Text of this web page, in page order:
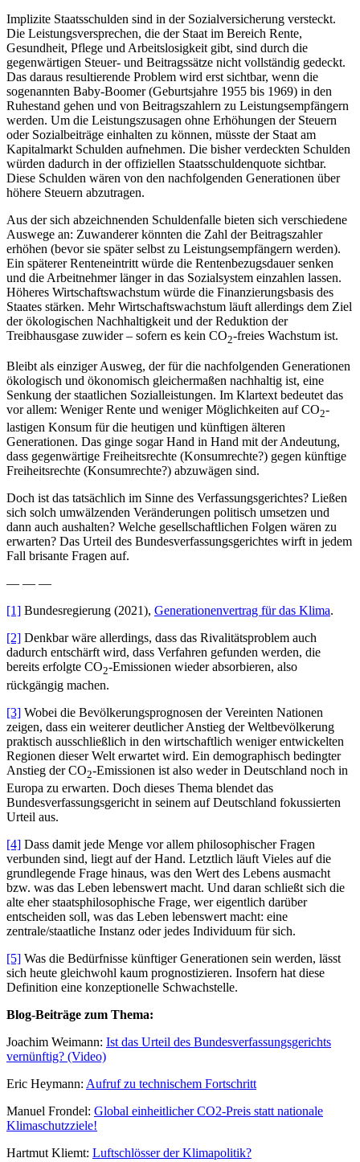
Implizite Staatsschulden sind in der Sozialversicherung versteckt.
Die Leistungsversprechen, die der Staat im Bereich Rente,
Gesundheit, Pflege und Arbeitslosigkeit gibt, sind durch die
gegenwärtigen Steuer- und Beitragssätze nicht vollständig gedeckt.
Das daraus resultierende Problem wird erst sichtbar, wenn die
sogenannten Baby-Boomer (Geburtsjahre 1955 bis 1969) in den
Ruhestand gehen und von Beitragszahlern zu Leistungsempfängern
werden. Um die Leistungszusagen ohne Erhöhungen der Steuern
oder Sozialbeiträge einhalten zu können, müsste der Staat am
Kapitalmarkt Schulden aufnehmen. Die bisher verdeckten Schulden
würden dadurch in der offiziellen Staatsschuldenquote sichtbar.
Diese Schulden wären von den nachfolgenden Generationen über
höhere Steuern abzutragen.
Aus der sich abzeichnenden Schuldenfalle bieten sich verschiedene
Auswege an: Zuwanderer könnten die Zahl der Beitragszahler
erhöhen (bevor sie später selbst zu Leistungsempfängern werden).
Ein späterer Renteneintritt würde die Rentenbezugsdauer senken
und die Arbeitnehmer länger in das Sozialsystem einzahlen lassen.
Höheres Wirtschaftswachstum würde die Finanzierungsbasis des
Staates stärken. Mehr Wirtschaftswachstum läuft allerdings dem Ziel
der ökologischen Nachhaltigkeit und der Reduktion der
Treibhausgase zuwider – sofern es kein CO2-freies Wachstum ist.
Bleibt als einziger Ausweg, der für die nachfolgenden Generationen
ökologisch und ökonomisch gleichermaßen nachhaltig ist, eine
Senkung der staatlichen Sozialleistungen. Im Klartext bedeutet das
vor allem: Weniger Rente und weniger Möglichkeiten auf CO2-
lastigen Konsum für die heutigen und künftigen älteren
Generationen. Das ginge sogar Hand in Hand mit der Andeutung,
dass gegenwärtige Freiheitsrechte (Konsumrechte?) gegen künftige
Freiheitsrechte (Konsumrechte?) abzuwägen sind.
Doch ist das tatsächlich im Sinne des Verfassungsgerichtes? Ließen
sich solch umwälzenden Veränderungen politisch umsetzen und
dann auch aushalten? Welche gesellschaftlichen Folgen wären zu
erwarten? Das Urteil des Bundesverfassungsgerichtes wirft in jedem
Fall brisante Fragen auf.
— — —
[1] Bundesregierung (2021), Generationenvertrag für das Klima.
[2] Denkbar wäre allerdings, dass das Rivalitätsproblem auch
dadurch entschärft wird, dass Verfahren gefunden werden, die
bereits erfolgte CO2-Emissionen wieder absorbieren, also
rückgängig machen.
[3] Wobei die Bevölkerungsprognosen der Vereinten Nationen
zeigen, dass ein weiterer deutlicher Anstieg der Weltbevölkerung
praktisch ausschließlich in den wirtschaftlich weniger entwickelten
Regionen dieser Welt erwartet wird. Ein demographisch bedingter
Anstieg der CO2-Emissionen ist also weder in Deutschland noch in
Europa zu erwarten. Doch dieses Thema blendet das
Bundesverfassungsgericht in seinem auf Deutschland fokussierten
Urteil aus.
[4] Dass damit jede Menge vor allem philosophischer Fragen
verbunden sind, liegt auf der Hand. Letztlich läuft Vieles auf die
grundlegende Frage hinaus, was den Wert des Lebens ausmacht
bzw. was das Leben lebenswert macht. Und daran schließt sich die
alte eher staatsphilosophische Frage, wer eigentlich darüber
entscheiden soll, was das Leben lebenswert macht: eine
zentrale/staatliche Instanz oder jedes Individuum für sich.
[5] Was die Bedürfnisse künftiger Generationen sein werden, lässt
sich heute gleichwohl kaum prognostizieren. Insofern hat diese
Definition eine konzeptionelle Schwachstelle.
Blog-Beiträge zum Thema:
Joachim Weimann: Ist das Urteil des Bundesverfassungsgerichts
vernünftig? (Video)
Eric Heymann: Aufruf zu technischem Fortschritt
Manuel Frondel: Global einheitlicher CO2-Preis statt nationale
Klimaschutzziele!
Hartmut Kliemt: Luftschlösser der Klimapolitik?